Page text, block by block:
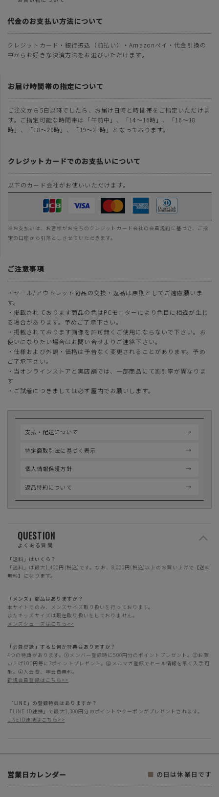
代金のお支払い方法について
クレジットカード・銀行振込（前払い）・Amazonペイ・代金引換の
中からお好きな決済方法をお選びいただけます。
お届け時間帯の指定について
ご注文から5日以降でしたら、お届け日時と時間帯をご指定いただけま
す。ご指定可能な時間帯は「午前中」、「14～16時」、「16～18
時」、「18～20時」、「19～21時」となっております。
クレジットカードでのお支払いについて
以下のカード会社がお使いいただけます。
※お支払いは、お客様がお持ちのクレジットカード会社の会員規約に基づき、ご指
定の口座から引落としさせていただきます。
ご注意事項
・セール/アウトレット商品の交換・返品は原則としてご遠慮願いま
す。
・掲載されております商品の色はPCモニターにより色目に相違が生じ
る場合があります。予めご了承下さい。
・掲載されております画像を許可無くご使用にならないで下さい。お
使いになりたい場合はお問い合せよりご連絡下さい。
・仕様および外観・価格は予告なく変更されることがあります。予め
ご了承下さい。
・当オンラインストアと実店舗では、一部商品にて割引率が異なりま
す
・ご試着につきましては必ず屋内でお願いします。
支払・配送について
特定商取引法に基づく表示
個人情報保護方針
返品特約について
QUESTION
よくある質問
「送料」はいくら？
「送料」は最大1,400円(税込)です。なお、8,000円(税込)以上のお買い上げで【送料
無料】になります。
「メンズ」商品はありますか？
本サイトでのみ、メンズサイズ取り扱いを行っております。
またキッズサイズは現在取り扱いをしておりません。
メンズシューズはこちら>>
「会員登録」すると何か特典はありますか？
4つの特典があります。①メンバー登録時に500円分のポイントプレゼント。②お買
い上げ100円毎に3ポイントプレゼント。③メルマガ登録でセール情報を早く入手可
能。④入会費、年会費無料。
新規会員登録はこちら>>
「LINE」の登録特典はありますか？
「LINE ID連携」で最大1,300円分のポイントやクーポンがプレゼントされます。
LINEID連携はこちら>>
営業日カレンダー ■ の日は休業日です